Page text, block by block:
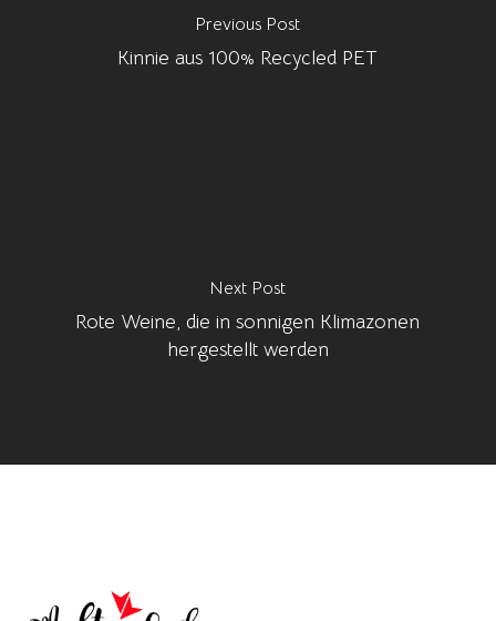
Previous Post
Kinnie aus 100% Recycled PET
Next Post
Rote Weine, die in sonnigen Klimazonen
hergestellt werden